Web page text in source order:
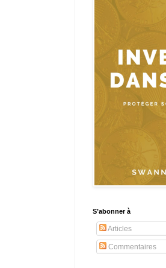
S’abonner à
Articles
Commentaires